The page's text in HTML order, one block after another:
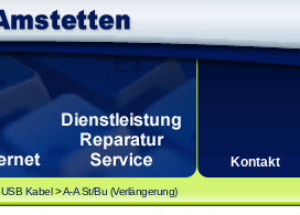
Kontakt
USB Kabel>A-A St/Bu (Verlängerung)